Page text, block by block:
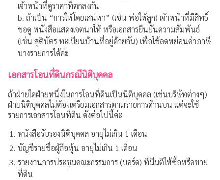
เจ้าหน้าที่ดูราคาที่ตกลงกัน
b. ถ้าเป็น “การให้โดยเสน่หา” (เช่น พ่อให้ลูก) เจ้าหน้าที่มีสิทธิ์
ขอดู หนังสือแสดงเจตนาให้ หรือเอกสารยืนยันความสัมพันธ์
(เช่น สูติบัตร ทะเบียนบ้านที่อยู่ด้วยกัน) เพื่อใช้ลดหย่อนค่าภาษี
บางรายการได้ค่ะ
เอกสารโอนที่ดินกรณีนิติบุคคล
ถ้าฝ่ายใดฝ่ายหนึ่งในการโอนที่ดินเป็นนิติบุคคล (เช่นบริษัทต่างๆ)
ฝ่ายนิติบุคคลไม่ต้องเตรียมเอกสารตามรายการด้านบน แต่จะใช้
รายการเอกสารโอนที่ดิน ดังต่อไปนี้ค่ะ
หนังสือรับรองนิติบุคคล อายุไม่เกิน 1 เดือน
บัญชีรายชื่อผู้ถือหุ้น อายุไม่เกิน 1 เดือน
รายงานการประชุมคณะกรรมการ (บอร์ด) ที่มีมติให้ซื้อหรือขาย
ที่ดิน